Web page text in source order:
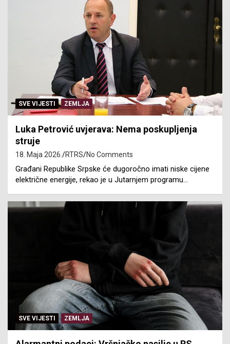
SVE VIJESTI ZEMLJA
Luka Petrović uvjerava: Nema poskupljenja
struje
18. Maja 2026. RTRS No Comments
Građani Republike Srpske će dugoročno imati niske cijene
električne energije, rekao je u Јutarnjem programu…
SVE VIJESTI ZEMLJA